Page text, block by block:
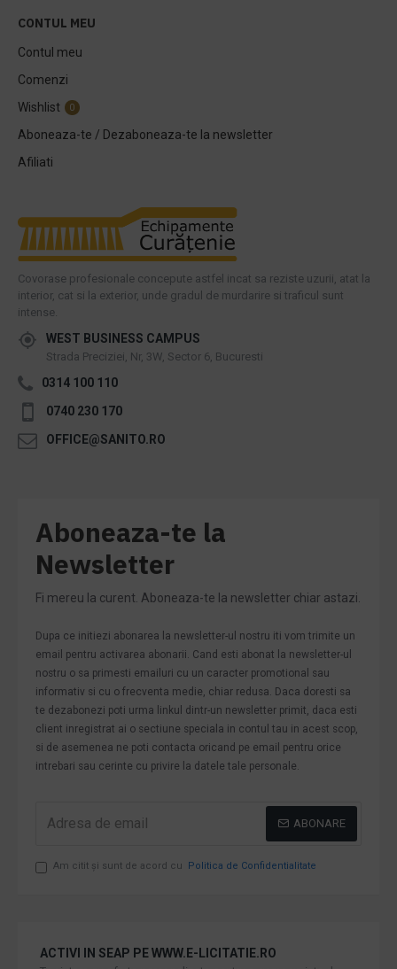
CONTUL MEU
Contul meu
Comenzi
Wishlist
0
Aboneaza-te / Dezaboneaza-te la newsletter
Afiliati
Covorase profesionale concepute astfel incat sa reziste uzurii, atat la
interior, cat si la exterior, unde gradul de murdarire si traficul sunt
intense.
WEST BUSINESS CAMPUS
Strada Preciziei, Nr, 3W, Sector 6, Bucuresti
0314 100 110
0740 230 170
OFFICE@SANITO.RO
Aboneaza-te la
Newsletter
Fi mereu la curent. Aboneaza-te la newsletter chiar astazi.
Dupa ce initiezi abonarea la newsletter-ul nostru iti vom trimite un
email pentru activarea abonarii. Cand esti abonat la newsletter-ul
nostru o sa primesti emailuri cu un caracter promotional sau
informativ si cu o frecventa medie, chiar redusa. Daca doresti sa
te dezabonezi poti urma linkul dintr-un newsletter primit, daca esti
client inregistrat ai o sectiune speciala in contul tau in acest scop,
si de asemenea ne poti contacta oricand pe email pentru orice
intrebari sau cerinte cu privire la datele tale personale.
ABONARE
Am citit şi sunt de acord cu Politica de Confidentialitate
ACTIVI IN SEAP PE WWW.E-LICITATIE.RO